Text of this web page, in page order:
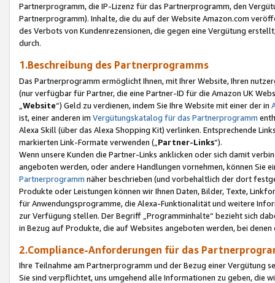
Partnerprogramm, die IP-Lizenz für das Partnerprogramm, den
Partnerprogramm). Inhalte, die du auf der Website Amazon.com
des Verbots von Kundenrezensionen, die gegen eine Vergütung
durch.
1.Beschreibung des Partnerprogramms
Das Partnerprogramm ermöglicht Ihnen, mit Ihrer Website, Ihren
(nur verfügbar für Partner, die eine Partner-ID für die Amazon UK
Website“) Geld zu verdienen, indem Sie Ihre Website mit einer der in
ist, einer anderen im Vergütungskatalog für das Partnerprogramm
Alexa Skill (über das Alexa Shopping Kit) verlinken. Entsprechende
markierten Link-Formate verwenden („ Partner-Links“).
Wenn unsere Kunden die Partner-Links anklicken oder sich damit
angeboten werden, oder andere Handlungen vornehmen, können Sie
Partnerprogramm näher beschrieben (und vorbehaltlich der dort
Produkte oder Leistungen können wir Ihnen Daten, Bilder, Texte,
für Anwendungsprogramme, die Alexa-Funktionalität und weitere
zur Verfügung stellen. Der Begriff „Programminhalte“ bezieht sich
in Bezug auf Produkte, die auf Websites angeboten werden, bei
2.Compliance-Anforderungen für das
Ihre Teilnahme am Partnerprogramm und der Bezug einer Vergütung
Sie sind verpflichtet, uns umgehend alle Informationen zu geben, die